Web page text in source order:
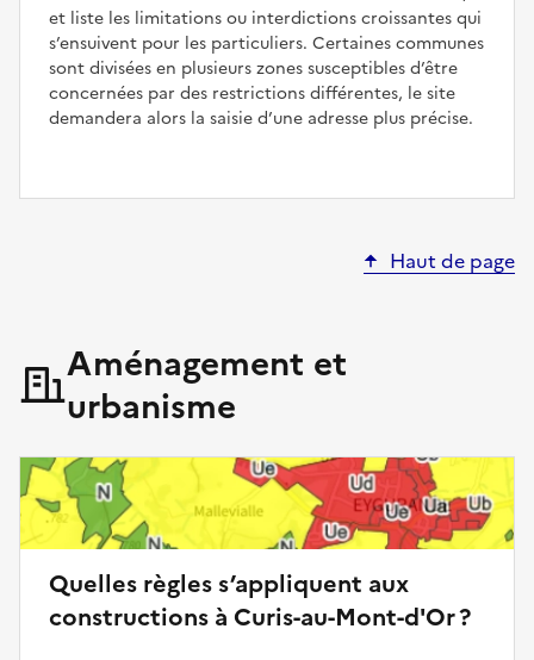
et liste les limitations ou interdictions croissantes qui
s’ensuivent pour les particuliers. Certaines communes
sont divisées en plusieurs zones susceptibles d’être
concernées par des restrictions différentes, le site
demandera alors la saisie d’une adresse plus précise.
Haut de page
Aménagement et
urbanisme
Quelles règles s’appliquent aux
constructions à Curis-au-Mont-d'Or ?